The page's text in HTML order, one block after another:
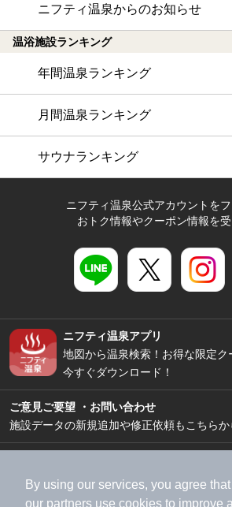
By using our services, you agree
our partners use cookies to improve
ニフティ温泉からのお知らせ
温浴施設ランキング
年間温泉ランキング
月間温泉ランキング
サウナランキング
ニフティ温泉公式アカウントを
おトク情報やクーポン情報を
ニフティ温泉アプリ
地図から温泉検索！お得な限定ク
今すぐダウンロード！
ご意見ご要望 ・お問い合わせ
施設データの新規追加や修正依頼もこちらか
加盟店募集（資料請求）
広告出
利用規約
ライフスタイル